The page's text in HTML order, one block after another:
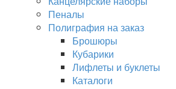
Пеналы
Полиграфия на заказ
Брошюры
Кубарики
Лифлеты и буклеты
Каталоги